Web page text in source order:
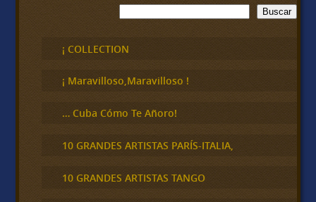
B
u
c
a
Buscar
¡ COLLECTION
¡ Maravilloso,Maravilloso !
… Cuba Cómo Te Añoro!
10 GRANDES ARTISTAS PARÍS-ITALIA,
10 GRANDES ARTISTAS TANGO